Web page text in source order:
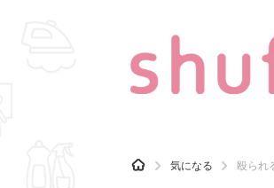
CATEGORY 記事カテゴリ
H
O
気になる 殴られ